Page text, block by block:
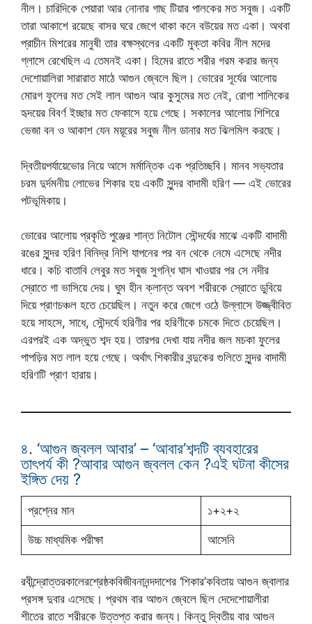
নীল। চারিদিকে পেয়ারা আর নোনার গাছ টিয়ার পালকের মত সবুজ। একটি
তারা আকাশে রয়েছে বাসর ঘরে জেগে থাকা কনে বউয়ের মত একা। অথবা
প্রাচীন মিশরের মানুষী তার বক্ষস্থলের একটি মুক্তা কবির নীল মদের
গ্লাসে রেখেছিল এ তেমনই একা। হিমের রাতে শরীর গরম করার জন্য
দেশোয়ালিরা সারারাত মাঠে আগুন জ্বেলে ছিল। ভোরের সূর্যের আলোয়
মোরগ ফুলের মত সেই লাল আগুন আর কুসুমের মত নেই, রোগা শালিকের
হৃদয়ের বিবর্ণ ইচ্ছার মত ফেকাসে হয়ে গেছে। সকালের আলোয় শিশিরে
ভেজা বন ও আকাশ যেন ময়ূরের সবুজ নীল ডানার মত ঝিলমিল করছে।
দ্বিতীয়পর্যায়েভোর নিয়ে আসে মর্মান্তিক এক প্রতিচ্ছবি। মানব সভ্যতার
চরম দুর্দমনীয় লোভের শিকার হয় একটি সুন্দর বাদামী হরিণ — এই ভোরের
পটভূমিকায়।
ভোরের আলোয় প্রকৃতি পুঞ্জের শান্ত নিটোল সৌন্দর্যের মাঝে একটি বাদামী
রঙের সুন্দর হরিণ বিনিদ্র নিশি যাপনের পর বন থেকে নেমে এসেছে নদীর
ধারে। কচি বাতাবি লেবুর মত সবুজ সুগন্ধি ঘাস খাওয়ার পর সে নদীর
স্রোতে গা ভাসিয়ে দেয়। ঘুম হীন ক্লান্ত অবশ শরীরকে স্রোতে ডুবিয়ে
দিয়ে প্রাণচঞ্চল হতে চেয়েছিল। নতুন করে জেগে ওঠে উল্লাসে উজ্জ্বীবিত
হয়ে সাহসে, সাধে, সৌন্দর্যে হরিণীর পর হরিণীকে চমকে দিতে চেয়েছিল।
এরপরই এক অদ্ভুত শব্দ হয়। তারপর দেখা যায় নদীর জল মচকা ফুলের
পাপড়ির মত লাল হয়ে গেছে। অর্থাৎ শিকারীর বন্দুকের গুলিতে সুন্দর বাদামী
হরিণটি প্রাণ হারায়।
৪. ‘আগুন জ্বলল আবার’ – ‘আবার’শব্দটি ব্যবহারের
তাৎপর্য কী ?আবার আগুন জ্বলল কেন ?এই ঘটনা কীসের
ইঙ্গিত দেয় ?
প্রশ্নের মান ১+২+২
উচ্চ মাধ্যমিক পরীক্ষা আসেনি
রবীন্দ্রোত্তরকালেরশ্রেষ্ঠকবিজীবনানন্দদাশের ‘শিকার’কবিতায় আগুন জ্বালার
প্রসঙ্গ দুবার এসেছে। প্রথম বার আগুন জ্বেলে ছিল দেদেশোয়ালীরা
শীতের রাতে শরীরকে উত্তপ্ত করার জন্য। কিন্তু দ্বিতীয় বার আগুন